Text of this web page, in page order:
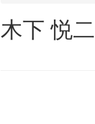
木下 悦二